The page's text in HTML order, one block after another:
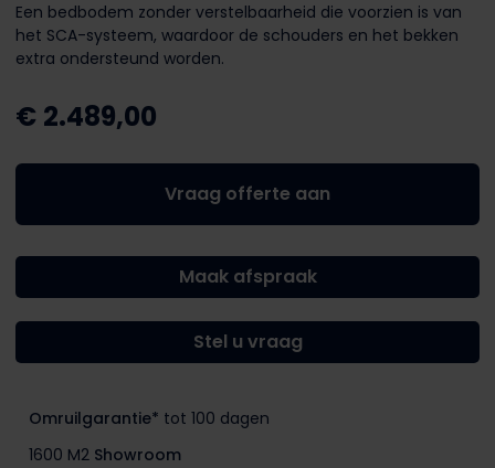
Een bedbodem zonder verstelbaarheid die voorzien is van
het SCA-systeem, waardoor de schouders en het bekken
extra ondersteund worden.
€ 2.489,00
Vraag offerte aan
Maak afspraak
Stel u vraag
Omruilgarantie* tot 100 dagen
1600 M2 Showroom